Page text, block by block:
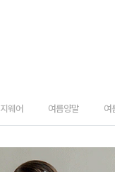
웨어 여름양말 여